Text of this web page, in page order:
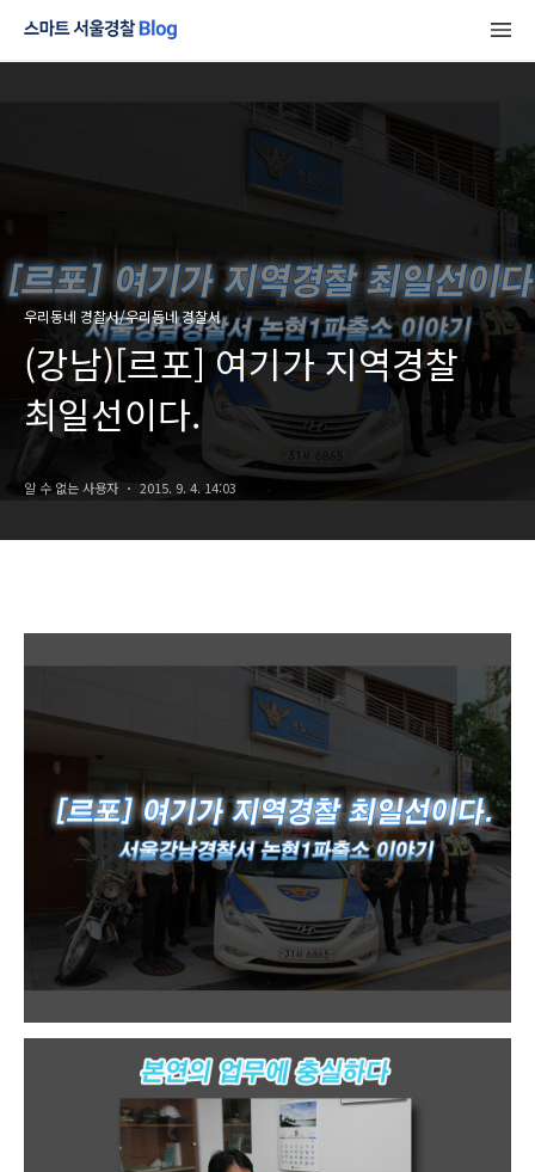
우리동네 경찰서/우리동네 경찰서
(강남)[르포] 여기가 지역경찰
최일선이다.
알 수 없는 사용자 2015. 9. 4. 14:03